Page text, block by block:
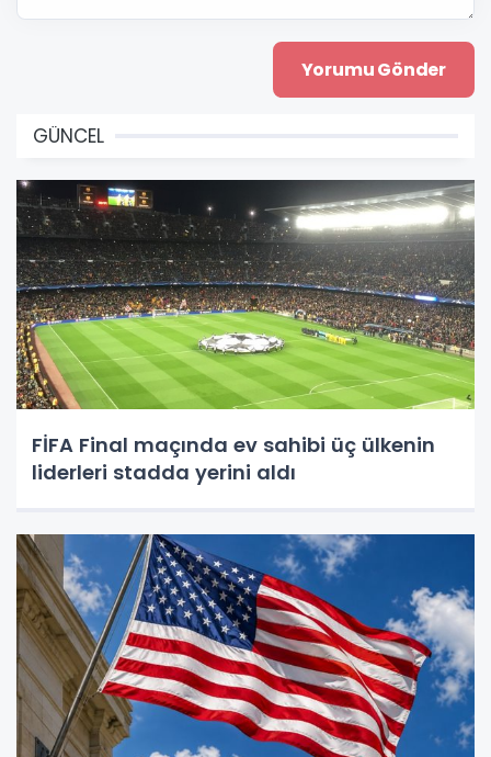
GÜNCEL
FİFA Final maçında ev sahibi üç ülkenin
liderleri stadda yerini aldı